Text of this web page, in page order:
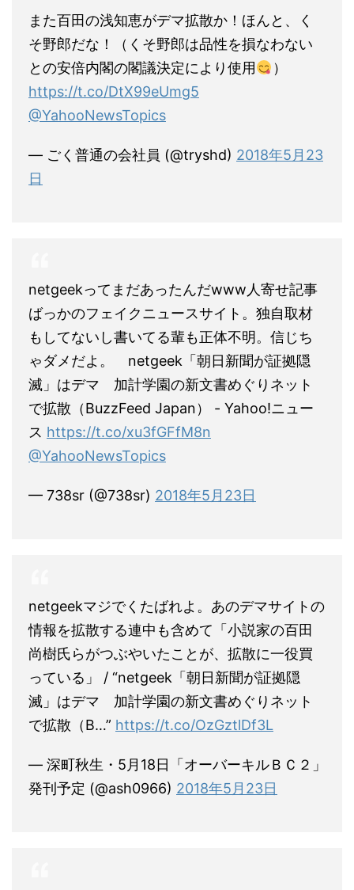
また百田の浅知恵がデマ拡散か！ほんと、く
そ野郎だな！（くそ野郎は品性を損なわない
との安倍内閣の閣議決定により使用
）
https://t.co/DtX99eUmg5
@YahooNewsTopics
— ごく普通の会社員 (@tryshd) 2018年5月23
日
netgeekってまだあったんだwww人寄せ記事
ばっかのフェイクニュースサイト。独自取材
もしてないし書いてる輩も正体不明。信じち
ゃダメだよ。 netgeek「朝日新聞が証拠隠
滅」はデマ 加計学園の新文書めぐりネット
で拡散（BuzzFeed Japan） - Yahoo!ニュー
ス https://t.co/xu3fGFfM8n
@YahooNewsTopics
— 738sr (@738sr) 2018年5月23日
netgeekマジでくたばれよ。あのデマサイトの
情報を拡散する連中も含めて「小説家の百田
尚樹氏らがつぶやいたことが、拡散に一役買
っている」 / “netgeek「朝日新聞が証拠隠
滅」はデマ 加計学園の新文書めぐりネット
で拡散（B…” https://t.co/OzGztlDf3L
— 深町秋生・5月18日「オーバーキルＢＣ２」
発刊予定 (@ash0966) 2018年5月23日